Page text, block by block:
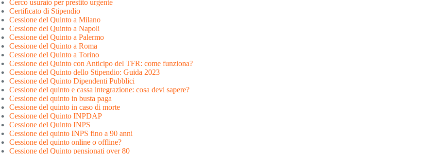
Cerco usuraio per prestito urgente
Certificato di Stipendio
Cessione del Quinto a Milano
Cessione del Quinto a Napoli
Cessione del Quinto a Palermo
Cessione del Quinto a Roma
Cessione del Quinto a Torino
Cessione del Quinto con Anticipo del TFR: come funziona?
Cessione del Quinto dello Stipendio: Guida 2023
Cessione del Quinto Dipendenti Pubblici
Cessione del quinto e cassa integrazione: cosa devi sapere?
Cessione del quinto in busta paga
Cessione del quinto in caso di morte
Cessione del Quinto INPDAP
Cessione del Quinto INPS
Cessione del quinto INPS fino a 90 anni
Cessione del quinto online o offline?
Cessione del Quinto pensionati over 80